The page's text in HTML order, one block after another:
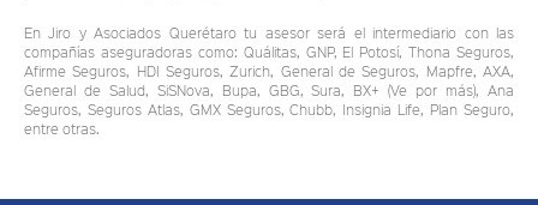
En Jiro y Asociados Querétaro tu asesor será el intermediario con las
compañías aseguradoras como: Quálitas, GNP, El Potosí, Thona Seguros,
Afirme Seguros, HDI Seguros, Zurich, General de Seguros, Mapfre, AXA,
General de Salud, SiSNova, Bupa, GBG, Sura, BX+ (Ve por más), Ana
Seguros, Seguros Atlas, GMX Seguros, Chubb, Insignia Life, Plan Seguro,
entre otras.